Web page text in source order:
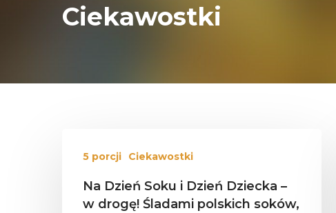
Ciekawostki
5 porcji Ciekawostki
Na Dzień Soku i Dzień Dziecka –
w drogę! Śladami polskich soków,